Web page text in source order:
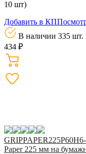
10 шт)
Добавить в КП
В наличии 335 шт.
434 ₽
Paper 225 мм на